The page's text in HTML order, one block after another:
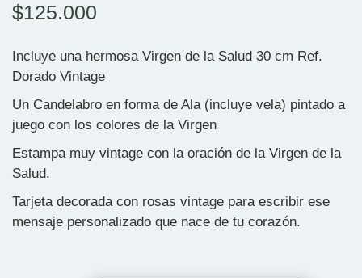
$125.000
Incluye una hermosa Virgen de la Salud 30 cm Ref.
Dorado Vintage
Un Candelabro en forma de Ala (incluye vela) pintado a
juego con los colores de la Virgen
Estampa muy vintage con la oración de la Virgen de la
Salud.
Tarjeta decorada con rosas vintage para escribir ese
mensaje personalizado que nace de tu corazón.